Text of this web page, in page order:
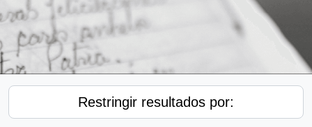
Restringir resultados por: